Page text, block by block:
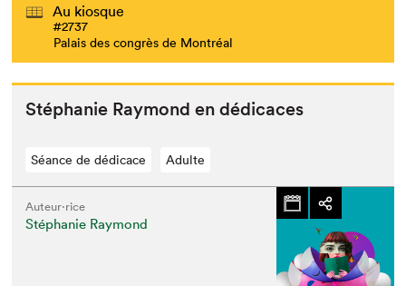
Au kiosque
#2737
Palais des congrès de Montréal
Stéphanie Ray­mond en dédicaces
Séance de dédicace Adulte
Auteur·rice
Stéphanie Raymond